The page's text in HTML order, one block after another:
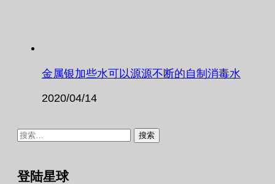
金属银加些水可以源源不断的自制消毒水
2020/04/14
搜
登陆星球